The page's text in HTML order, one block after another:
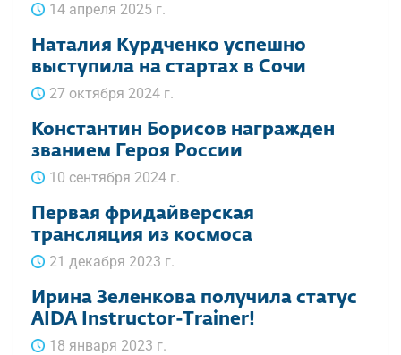
14 апреля 2025 г.
Наталия Курдченко успешно
выступила на стартах в Сочи
27 октября 2024 г.
Константин Борисов награжден
званием Героя России
10 сентября 2024 г.
Первая фридайверская
трансляция из космоса
21 декабря 2023 г.
Ирина Зеленкова получила статус
AIDA Instructor-Trainer!
18 января 2023 г.